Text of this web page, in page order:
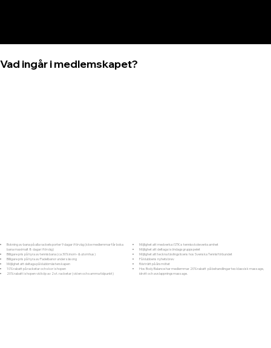
Vad ingår i medlemskapet?
Bokning av bana på alla racketsporter 9 dagar i förväg (icke medlemmar får boka
bana maximalt 8 dagar i förväg)
Billigare pris på hyra av tennisbana (ca 30% inom- & utomhus)
Billigare pris på hyra av Padelbanor under säsong
Möjlighet att deltaga på klubbmästerskapen
10% rabatt på racketar och skor i shopen
20% rabatt i shopen vid köp av 2 st. racketar (vid en och samma tidpunkt)
Möjlighet att medverka i STK:s tennisskoleverksamhet
Möjlighet att deltaga i söndagsgruppspelet
Möjlighet att teckna tävlingslicens hos Svenska Tennisförbundet
Få klubbens nyhetsbrev
Rösträtt på årsmötet
Hos Body Balance har medlemmar 20% rabatt på behandlingar tex klassisk massage,
idrott och avslappningsmassage.